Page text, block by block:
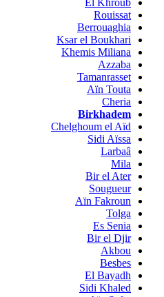
Rouissat
Berrouaghia
Ksar el Boukhari
Khemis Miliana
Azzaba
Tamanrasset
Aïn Touta
Cheria
Birkhadem
Chelghoum el Aïd
Sidi Aïssa
Larbaâ
Mila
Bir el Ater
Sougueur
Aïn Fakroun
Tolga
Es Senia
Bir el Djir
Akbou
Besbes
El Bayadh
Sidi Khaled